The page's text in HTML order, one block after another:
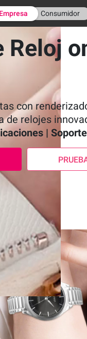
Empresa Consumidor
Reloj
con
de relojes
|